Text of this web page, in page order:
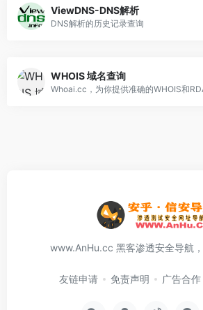
ViewDNS-DNS解析
DNS解析的历史记录查询
WHOIS 域名查询
Whoai.cc，为你提供准确的WHOIS和
www.AnHu.cc 黑客渗透安全导航
友链申请 免责声明 广告合作